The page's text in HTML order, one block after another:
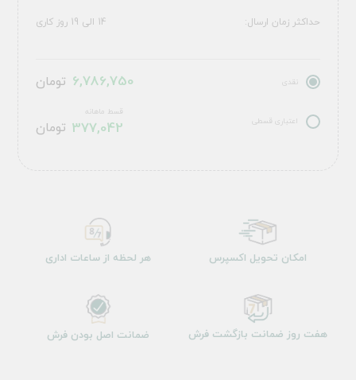
حداکثر زمان ارسال: 14 الی 19 روز کاری
نقدی 6,786,750 تومان
اعتباری قسطی
قسط ماهانه
377,042 تومان
امکان تحویل اکسپرس هر لحظه از ساعات اداری
هفت روز ضمانت بازگشت فرش ضمانت اصل بودن فرش